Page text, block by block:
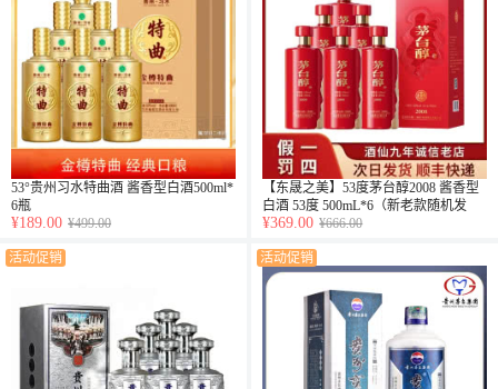
53°贵州习水特曲酒 酱香型白酒500ml*
6瓶
¥189.00 ¥499.00
【东晟之美】53度茅台醇2008 酱香型
白酒 53度 500mL*6（新老款随机发
货）
¥369.00 ¥666.00
活动促销 活动促销